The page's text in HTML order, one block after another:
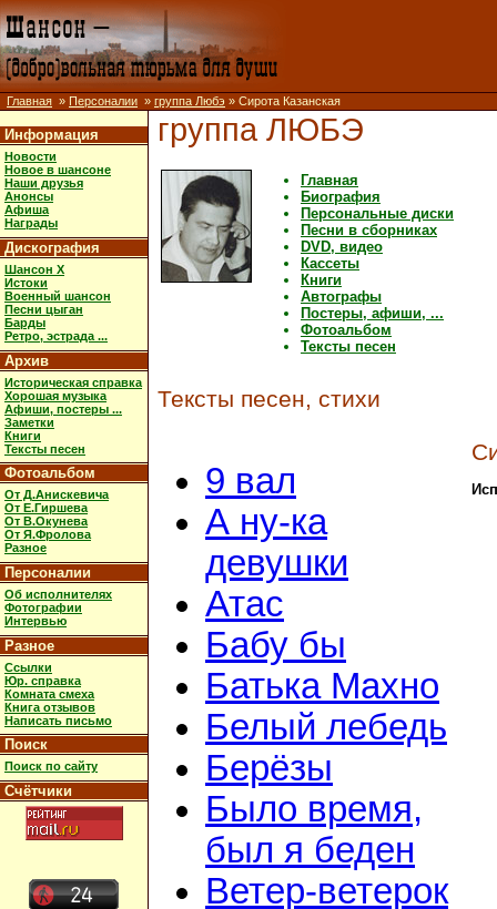
Главная » Персоналии » группа Любэ » Сирота Казанская
Информация
Новости
Новое в шансоне
Наши друзья
Анонсы
Афиша
Награды
Дискография
Шансон X
Истоки
Военный шансон
Песни цыган
Барды
Ретро, эстрада ...
Архив
Историческая справка
Хорошая музыка
Афиши, постеры ...
Заметки
Книги
Тексты песен
Фотоальбом
От Д.Анискевича
От Е.Гиршева
От В.Окунева
От Я.Фролова
Разное
Персоналии
Об исполнителях
Фотографии
Интервью
Разное
Ссылки
Юр. справка
Комната смеха
Книга отзывов
Написать письмо
Поиск
Поиск по сайту
Счётчики
группа ЛЮБЭ
Главная
Биография
Персональные диски
Песни в сборниках
DVD, видео
Кассеты
Книги
Автографы
Постеры, афиши, ...
Фотоальбом
Тексты песен
Тексты песен, стихи
9 вал
А ну-ка
девушки
Атас
Бабу бы
Батька Махно
Белый лебедь
Берёзы
Было время,
был я беден
Ветер-ветерок